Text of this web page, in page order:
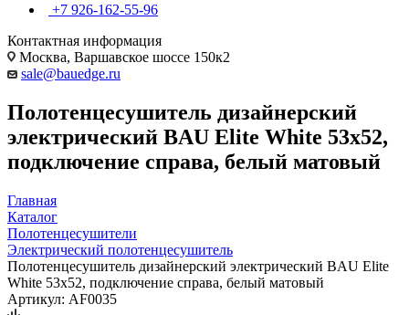
+7 926-162-55-96
Контактная информация
Москва, Варшавское шоссе 150к2
sale@bauedge.ru
Полотенцесушитель дизайнерский
электрический BAU Elite White 53х52,
подключение справа, белый матовый
Главная
Каталог
Полотенцесушители
Электрический полотенцесушитель
Полотенцесушитель дизайнерский электрический BAU Elite
White 53х52, подключение справа, белый матовый
Артикул: AF0035